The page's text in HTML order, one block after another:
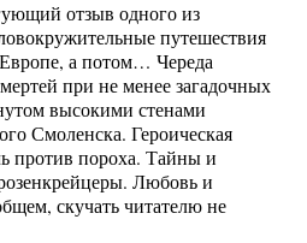
отзыв одного из
путешествия
а потом… Череда
при не менее загадочных
высокими стенами
Смоленска. Героическая
против пороха. Тайны и
Любовь и
скучать читателю не